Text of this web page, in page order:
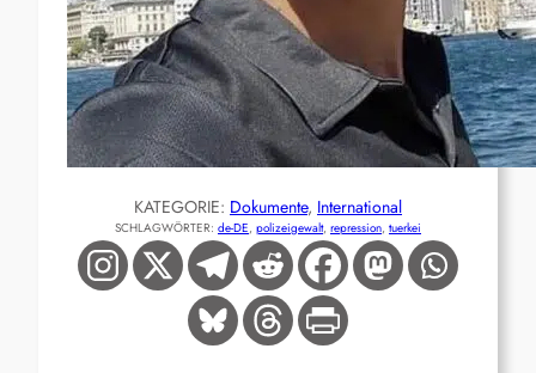
KATEGORIE: Dokumente, International
SCHLAGWÖRTER: de-DE, polizeigewalt, repression, tuerkei